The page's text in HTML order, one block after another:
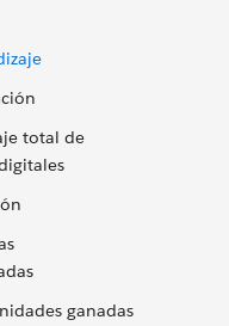
total de
ganadas